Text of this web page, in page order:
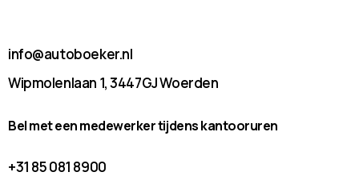
info@autoboeker.nl
Wipmolenlaan 1, 3447GJ Woerden
Bel met een medewerker tijdens kantooruren
+31 85 081 8900